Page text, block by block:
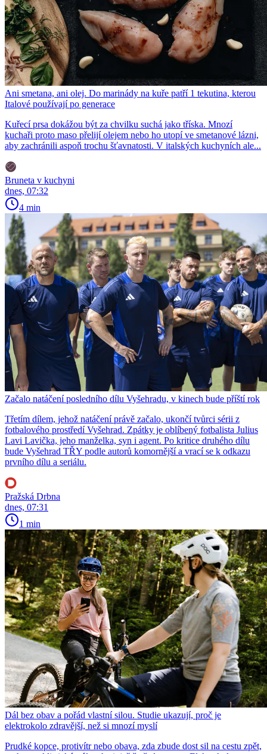
Ani smetana, ani olej. Do marinády na kuře patří 1 tekutina, kterou
Italové používají po generace
Kuřecí prsa dokážou být za chvilku suchá jako tříska. Mnozí
kuchaři proto maso přelijí olejem nebo ho utopí ve smetanové lázni,
aby zachránili aspoň trochu šťavnatosti. V italských kuchyních ale...
Bruneta v kuchyni
dnes, 07:32
4 min
Začalo natáčení posledního dílu Vyšehradu, v kinech bude příští rok
Třetím dílem, jehož natáčení právě začalo, ukončí tvůrci sérii z
fotbalového prostředí Vyšehrad. Zpátky je oblíbený fotbalista Julius
Lavi Lavička, jeho manželka, syn i agent. Po kritice druhého dílu
bude Vyšehrad TŘY podle autorů komornější a vrací se k odkazu
prvního dílu a seriálu.
Pražská Drbna
dnes, 07:31
1 min
Dál bez obav a pořád vlastní silou. Studie ukazují, proč je
elektrokolo zdravější, než si mnozí myslí
Prudké kopce, protivítr nebo obava, zda zbude dost sil na cestu zpět,